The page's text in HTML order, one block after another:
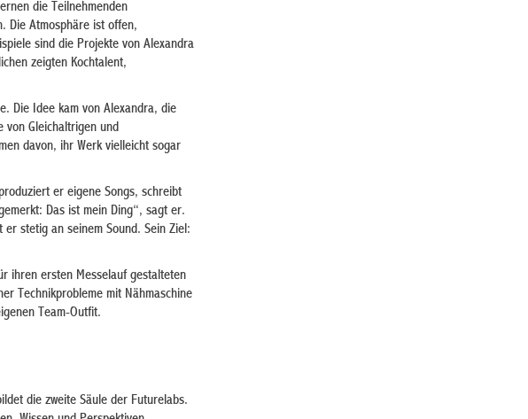
die Teilnehmenden
Die Atmosphäre ist offen,
sind die Projekte von Alexandra
zeigten Kochtalent,
Die Idee kam von Alexandra, die
von Gleichaltrigen und
davon, ihr Werk vielleicht sogar
er eigene Songs, schreibt
Das ist mein Ding“, sagt er.
stetig an seinem Sound. Sein Ziel:
ihren ersten Messelauf gestalteten
Technikprobleme mit Nähmaschine
Team-Outfit.
die zweite Säule der Futurelabs.